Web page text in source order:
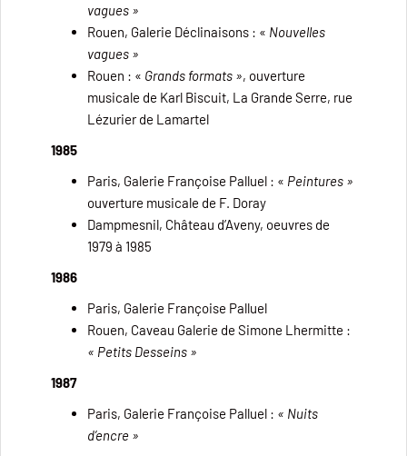
vagues »
Rouen, Galerie Déclinaisons : « Nouvelles
vagues »
Rouen : « Grands formats », ouverture
musicale de Karl Biscuit, La Grande Serre, rue
Lézurier de Lamartel
1985
Paris, Galerie Françoise Palluel : « Peintures »
ouverture musicale de F. Doray
Dampmesnil, Château d’Aveny, oeuvres de
1979 à 1985
1986
Paris, Galerie Françoise Palluel
Rouen, Caveau Galerie de Simone Lhermitte :
« Petits Desseins »
1987
Paris, Galerie Françoise Palluel : « Nuits
d’encre »